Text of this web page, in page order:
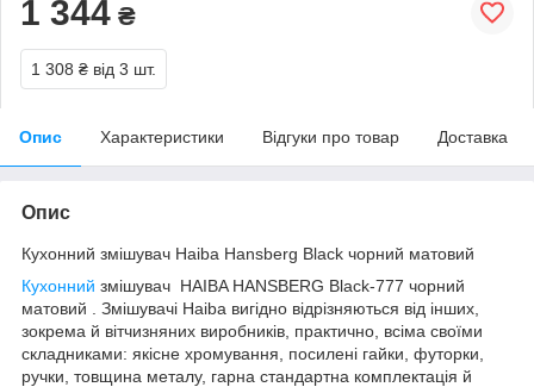
1 344 ₴
1 308 ₴ від 3 шт.
Опис Характеристики Відгуки про товар Доставка
Опис
Кухонний змішувач Haiba Hansberg Black чорний матовий
Кухонний змішувач HAIBA HANSBERG Black-777 чорний
матовий . Змішувачі Haiba вигідно відрізняються від інших,
зокрема й вітчизняних виробників, практично, всіма своїми
складниками: якісне хромування, посилені гайки, футорки,
ручки, товщина металу, гарна стандартна комплектація й